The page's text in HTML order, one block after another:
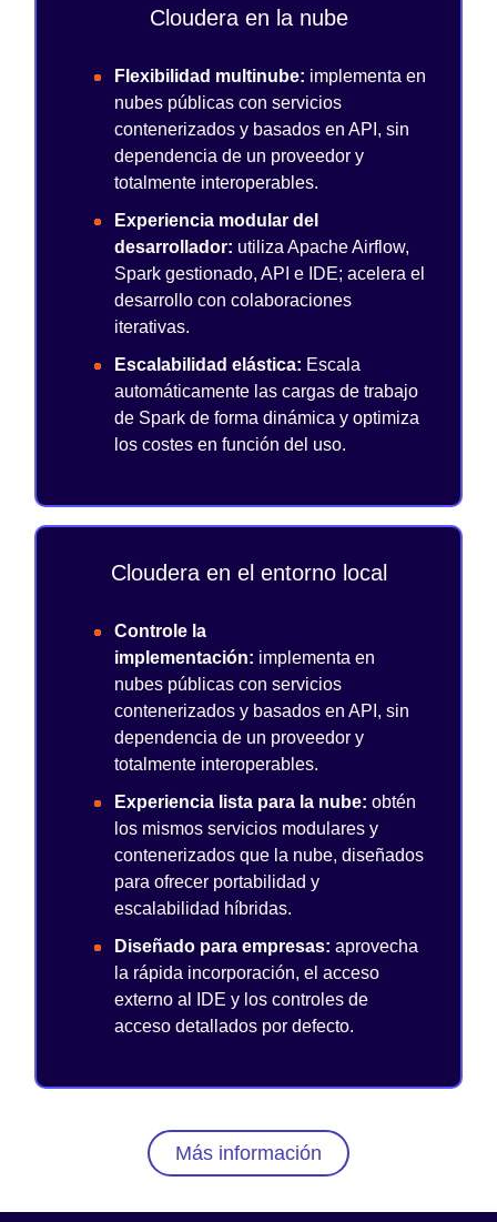
Cloudera en la nube
Flexibilidad multinube: implementa en
nubes públicas con servicios
contenerizados y basados en API, sin
dependencia de un proveedor y
totalmente interoperables.
Experiencia modular del
desarrollador: utiliza Apache Airflow,
Spark gestionado, API e IDE; acelera el
desarrollo con colaboraciones
iterativas.
Escalabilidad elástica: Escala
automáticamente las cargas de trabajo
de Spark de forma dinámica y optimiza
los costes en función del uso.
Cloudera en el entorno local
Controle la
implementación: implementa en
nubes públicas con servicios
contenerizados y basados en API, sin
dependencia de un proveedor y
totalmente interoperables.
Experiencia lista para la nube: obtén
los mismos servicios modulares y
contenerizados que la nube, diseñados
para ofrecer portabilidad y
escalabilidad híbridas.
Diseñado para empresas: aprovecha
la rápida incorporación, el acceso
externo al IDE y los controles de
acceso detallados por defecto.
Más información